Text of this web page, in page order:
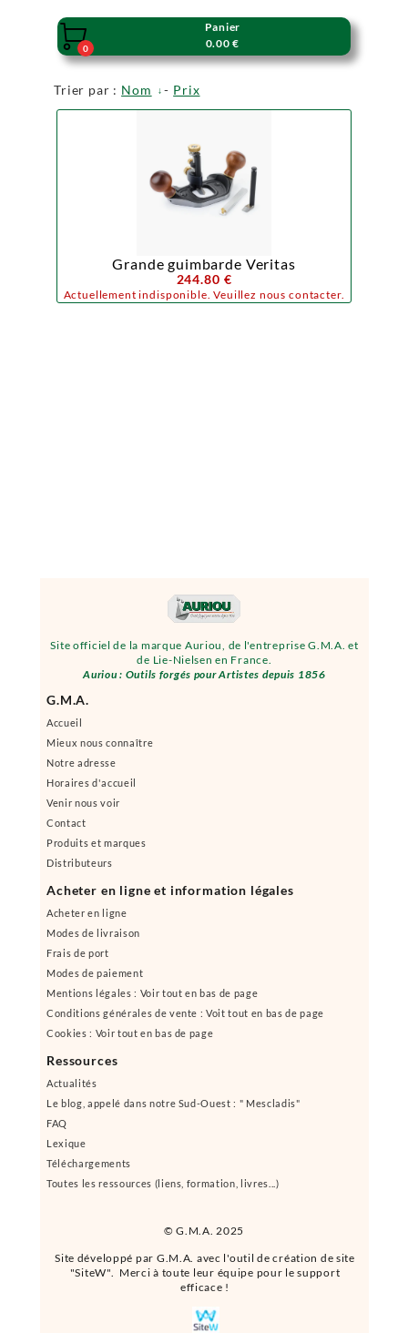
© G.M.A. 2025
Site officiel de la marque Auriou, de l'entreprise G.M.A. et
de Lie-Nielsen en France.
Auriou : Outils forgés pour Artistes depuis 1856
Site développé par G.M.A. avec l'outil de création de site
"SiteW". Merci à toute leur équipe pour le support
efficace !
G.M.A.
Accueil
Mieux nous connaître
Notre adresse
Horaires d'accueil
Venir nous voir
Contact
Produits et marques
Distributeurs
Acheter en ligne et information légales
Acheter en ligne
Modes de livraison
Frais de port
Modes de paiement
Mentions légales : Voir tout en bas de page
Conditions générales de vente : Voit tout en bas de page
Cookies : Voir tout en bas de page
Ressources
Actualités
Le blog, appelé dans notre Sud-Ouest : " Mescladis"
FAQ
Lexique
Téléchargements
Toutes les ressources (liens, formation, livres...)

0
Panier
0.00 €
Trier par : Nom - Prix
Grande guimbarde Veritas
244.80 €
Actuellement indisponible. Veuillez nous contacter.